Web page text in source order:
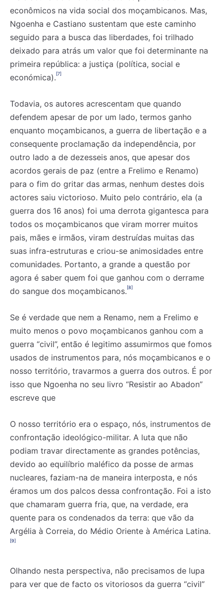
econômicos na vida social dos moçambicanos. Mas,
Ngoenha e Castiano sustentam que este caminho
seguido para a busca das liberdades, foi trilhado
deixado para atrás um valor que foi determinante na
primeira república: a justiça (política, social e
económica).[7]
Todavia, os autores acrescentam que quando
defendem apesar de por um lado, termos ganho
enquanto moçambicanos, a guerra de libertação e a
consequente proclamação da independência, por
outro lado a de dezesseis anos, que apesar dos
acordos gerais de paz (entre a Frelimo e Renamo)
para o fim do gritar das armas, nenhum destes dois
actores saiu victorioso. Muito pelo contrário, ela (a
guerra dos 16 anos) foi uma derrota gigantesca para
todos os moçambicanos que viram morrer muitos
pais, mães e irmãos, viram destruídas muitas das
suas infra-estruturas e criou-se animosidades entre
comunidades. Portanto, a grande a questão por
agora é saber quem foi que ganhou com o derrame
do sangue dos moçambicanos.[8]
Se é verdade que nem a Renamo, nem a Frelimo e
muito menos o povo moçambicanos ganhou com a
guerra “civil”, então é legitimo assumirmos que fomos
usados de instrumentos para, nós moçambicanos e o
nosso território, travarmos a guerra dos outros. É por
isso que Ngoenha no seu livro “Resistir ao Abadon”
escreve que
O nosso território era o espaço, nós, instrumentos de
confrontação ideológico-militar. A luta que não
podiam travar directamente as grandes potências,
devido ao equilíbrio maléfico da posse de armas
nucleares, faziam-na de maneira interposta, e nós
éramos um dos palcos dessa confrontação. Foi a isto
que chamaram guerra fria, que, na verdade, era
quente para os condenados da terra: que vão da
Argélia à Correia, do Médio Oriente à América Latina.
[9]
Olhando nesta perspectiva, não precisamos de lupa
para ver que de facto os vitoriosos da guerra “civil”